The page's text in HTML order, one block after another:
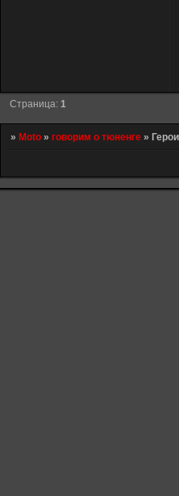
Страница: 1
» Moto »говорим о тюненге »